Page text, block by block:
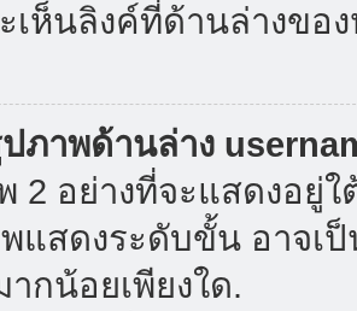
เห็นลิงค์ที่ด้านล่างขอ
ภาพด้านล่าง
2 อย่างที่จะแสดงอยู่ใ
แสดงระดับขั้น อาจเ
กน้อยเพียงใด.